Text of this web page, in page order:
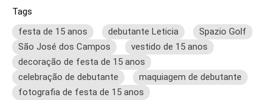
Tags
festa de 15 anos
debutante Leticia
Spazio Golf
São José dos Campos
vestido de 15 anos
decoração de festa de 15 anos
celebração de debutante
maquiagem de debutante
fotografia de festa de 15 anos